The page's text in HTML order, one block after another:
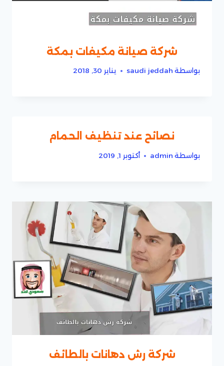
شركة صيانة مكيفات بمكة
بواسطة saudi jeddah يناير 30, 2018
نصائح عند تنظيف الحمام
بواسطة admin أكتوبر 1, 2019
شركة رش دهانات بالطائف